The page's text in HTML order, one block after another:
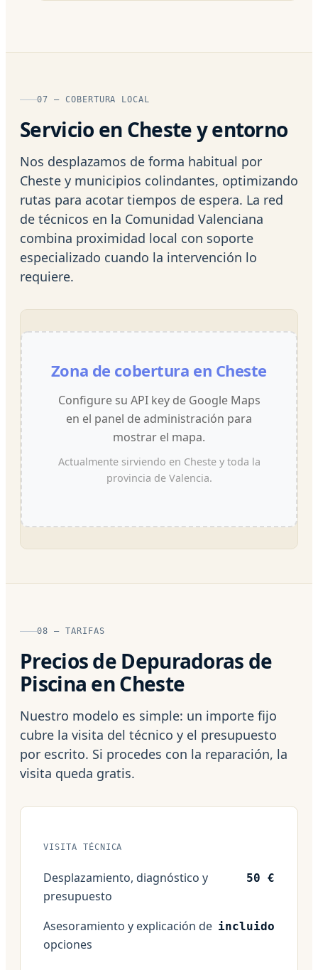
07 — COBERTURA LOCAL
Servicio en Cheste y entorno
Nos desplazamos de forma habitual por
Cheste y municipios colindantes, optimizando
rutas para acotar tiempos de espera. La red
de técnicos en la Comunidad Valenciana
combina proximidad local con soporte
especializado cuando la intervención lo
requiere.
Zona de cobertura en Cheste
Configure su API key de Google Maps
en el panel de administración para
mostrar el mapa.
Actualmente sirviendo en Cheste y toda la
provincia de Valencia.
08 — TARIFAS
Precios de Depuradoras de
Piscina en Cheste
Nuestro modelo es simple: un importe fijo
cubre la visita del técnico y el presupuesto
por escrito. Si procedes con la reparación, la
visita queda gratis.
VISITA TÉCNICA
Desplazamiento, diagnóstico y
presupuesto
50 €
Asesoramiento y explicación de
opciones
incluido